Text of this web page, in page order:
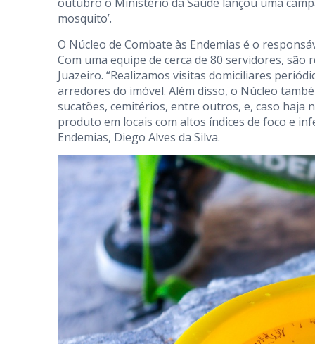
mosquito’.
O Núcleo de Combate às Endemias é o
Com uma equipe de cerca de 80 servidores,
Juazeiro. “Realizamos visitas domiciliares
arredores do imóvel. Além disso, o Núcleo
sucatões, cemitérios, entre outros, e, caso haja
produto em locais com altos índices de foco e
Endemias, Diego Alves da Silva.